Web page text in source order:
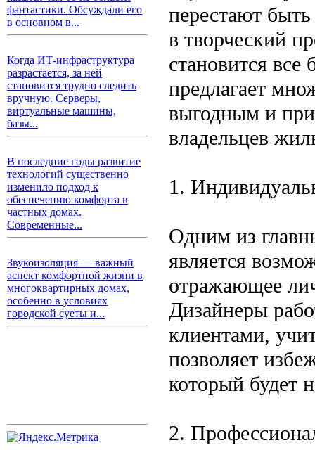
фантастики. Обсуждали его
в основном в...
Когда ИТ-инфраструктура
разрастается, за ней
становится трудно следить
вручную. Серверы,
виртуальные машины,
базы...
В последние годы развитие
технологий существенно
изменило подход к
обеспечению комфорта в
частных домах.
Современные...
Звукоизоляция — важный
аспект комфортной жизни в
многоквартирных домах,
особенно в условиях
городской суеты и...
перестают
в творческий
становится
предлагает
выгодным и
владельцев
1.
Одним из
является
отражающее
Дизайнеры
клиентами,
позволяет
который будет
2.